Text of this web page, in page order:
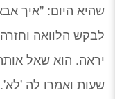
שהיא היום: "איך
לבקש הלוואה
יראה. הוא שאל
שעות ואמרו לה